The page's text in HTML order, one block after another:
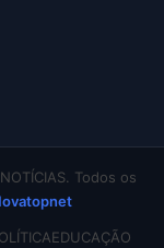
Todos os
EDUCAÇÃO